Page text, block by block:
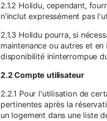
2.1.2 Holidu, cependant,
n'inclut expressément pas
2.1.3 Holidu pourra, si
maintenance ou autres et
disponibilité ininterrompue
2.2 Compte utilisateur
2.2.1 Pour l'utilisation de
pertinentes après la
un logement dans une liste